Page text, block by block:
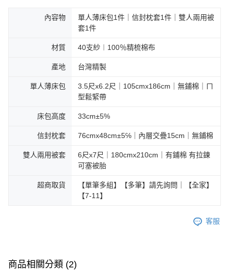
內容物
單人薄床包1件｜信封枕套1件｜雙人兩用被
套1件
材質 40支紗︱100％精梳棉布
產地 台灣精製
單人薄床包
3.5尺x6.2尺｜105cmx186cm｜無鋪棉｜ㄇ
型鬆緊帶
床包高度 33cm±5%
信封枕套 76cmx48cm±5℅｜內層交疊15cm｜無鋪棉
雙人兩用被套
6尺x7尺｜180cmx210cm｜有鋪棉 有拉鍊
可塞被胎
超商取貨
【單筆多組】【多筆】請先詢問｜【全家】
【7-11】
客服
商品相關分類 (2)